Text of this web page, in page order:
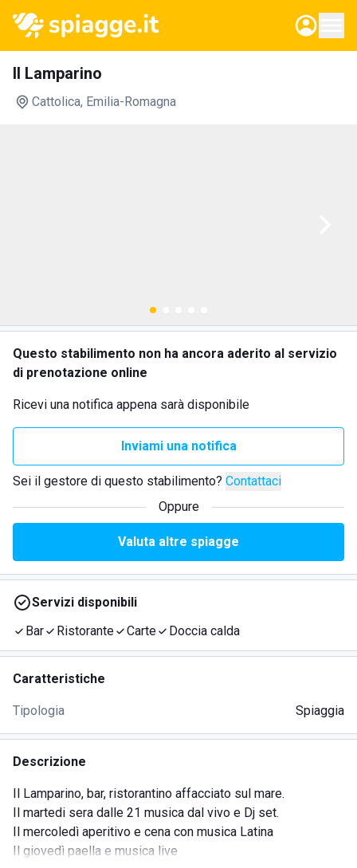
Il Lamparino
Cattolica, Emilia-Romagna
Questo stabilimento non ha ancora aderito al servizio
di prenotazione online
Ricevi una notifica appena sarà disponibile
Inviami una notifica
Sei il gestore di questo stabilimento? Contattaci
Oppure
Valuta altre spiagge
Servizi disponibili
Bar
Ristorante Carte Doccia calda
Caratteristiche
Tipologia Spiaggia
Descrizione
Il Lamparino, bar, ristorantino affacciato sul mare.
Il martedi sera dalle 21 musica dal vivo e Dj set.
Il mercoledì aperitivo e cena con musica Latina
Il giovedì paella e musica live